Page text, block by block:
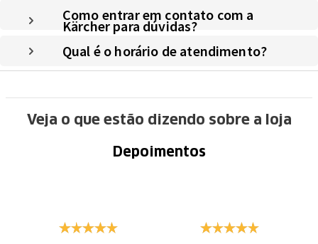
Como entrar em contato com a
Kärcher para dúvidas?
Qual é o horário de atendimento?
Veja o que estão dizendo sobre a loja
Depoimentos